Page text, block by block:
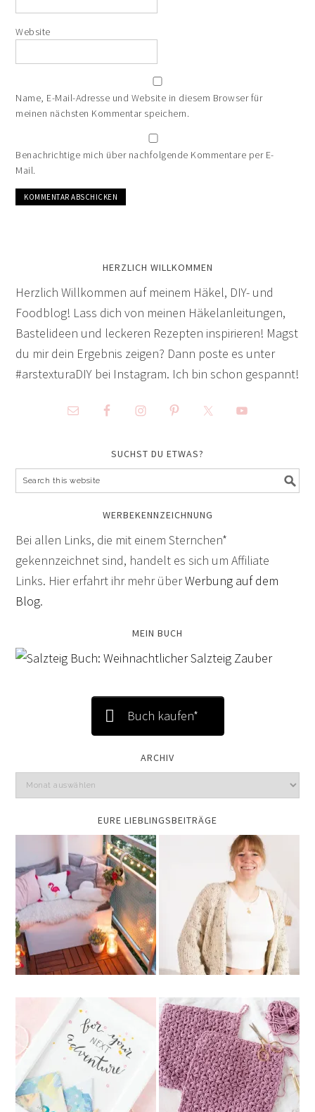
Website
Name, E-Mail-Adresse und Website in diesem Browser für
meinen nächsten Kommentar speichern.
Benachrichtige mich über nachfolgende Kommentare per E-
Mail.
HERZLICH WILLKOMMEN
Herzlich Willkommen auf meinem Häkel, DIY- und
Foodblog! Lass dich von meinen Häkelanleitungen,
Bastelideen und leckeren Rezepten inspirieren! Magst
du mir dein Ergebnis zeigen? Dann poste es unter
#arstexturaDIY bei Instagram. Ich bin schon gespannt!
SUCHST DU ETWAS?
WERBEKENNZEICHNUNG
Bei allen Links, die mit einem Sternchen*
gekennzeichnet sind, handelt es sich um Affiliate
Links. Hier erfahrt ihr mehr überWerbung auf dem
Blog.
MEIN BUCH
Buch kaufen*
ARCHIV
EURE LIEBLINGSBEITRÄGE